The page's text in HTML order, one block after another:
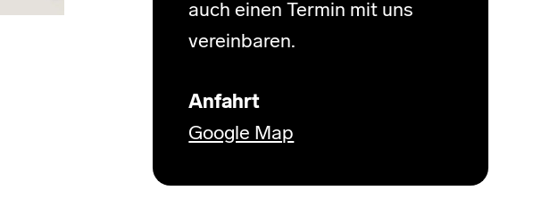
auch einen Termin mit uns
vereinbaren.
Anfahrt
Google Map